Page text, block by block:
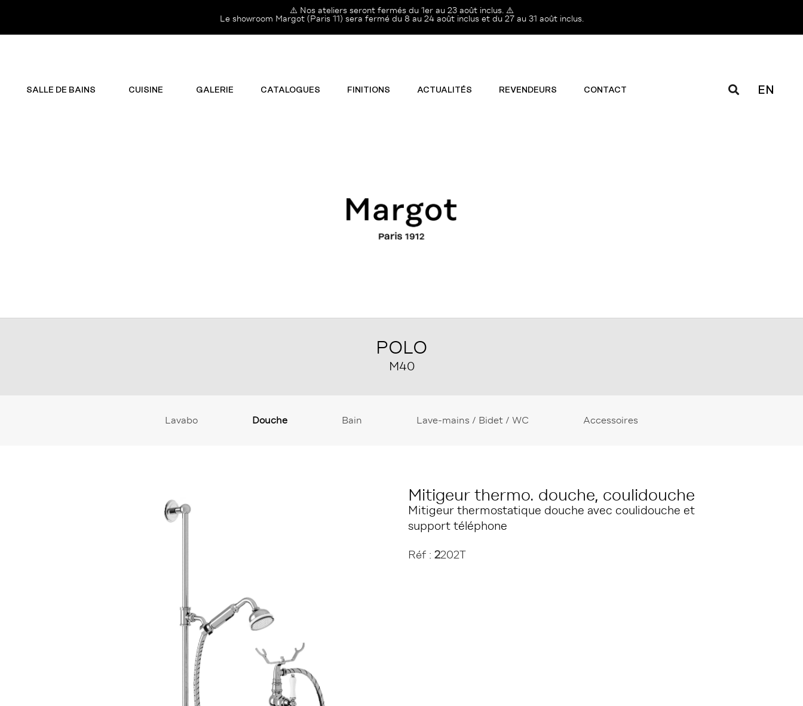
⚠️ Nos ateliers seront fermés du 1er au 23 août inclus. ⚠️
Le showroom Margot (Paris 11) sera fermé du 8 au 24 août inclus et du 27 au 31 août inclus.
SALLE DE BAINS CUISINE GALERIE CATALOGUES FINITIONS ACTUALITÉS REVENDEURS CONTACT EN
POLO
M40
Lavabo Douche Bain Lave-mains / Bidet / WC Accessoires
Mitigeur thermo. douche, coulidouche
Mitigeur thermostatique douche avec coulidouche et
support téléphone
Réf : 2202T